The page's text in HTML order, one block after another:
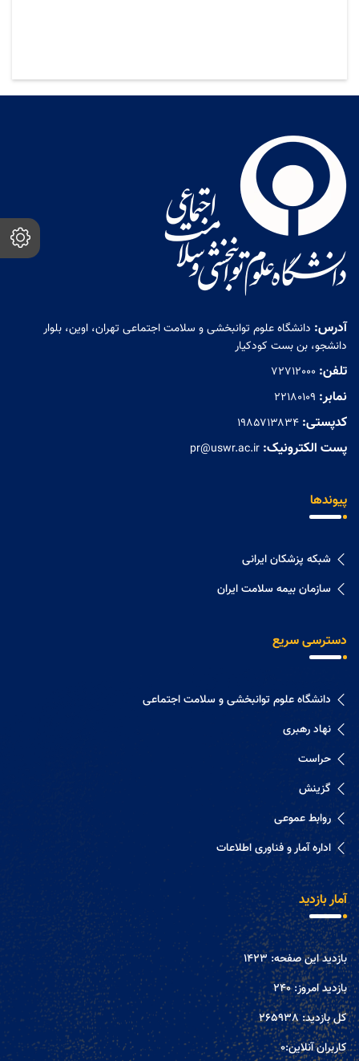
آدرس: دانشگاه علوم توانبخشی و سلامت اجتماعی تهران، اوین، بلوار
دانشجو، بن بست کودکیار
تلفن: 72712000
نمابر: ۲۲۱۸۰۱۰۹
کدپستی: ۱۹۸۵۷۱۳۸۳۴
پست الکترونیک: pr@uswr.ac.ir
پیوندها
شبکه پزشکان ایرانی
سازمان بیمه سلامت ایران
دسترسی سریع
دانشگاه علوم توانبخشی و سلامت اجتماعی
نهاد رهبری
حراست
گزینش
روابط عموعی
اداره آمار و فناوری اطلاعات
آمار بازدید
بازدید این صفحه:1423
بازدید امروز:240
کل بازدید:265938
کاربران آنلاین:0